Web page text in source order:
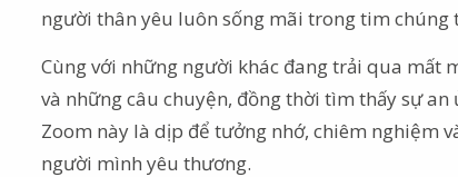
người thân yêu luôn sống mãi trong tim chúng
Cùng với những người khác đang trải qua mất
và những câu chuyện, đồng thời tìm thấy sự
Zoom này là dịp để tưởng nhớ, chiêm nghiệm
người mình yêu thương.